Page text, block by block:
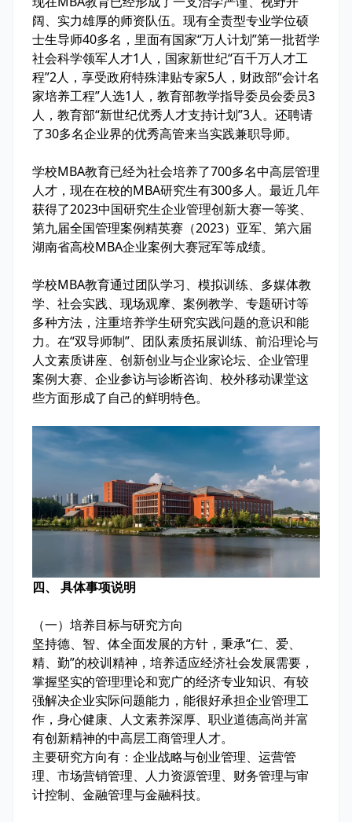
阔、实力雄厚的师资队伍。现有全责型专业学位硕
士生导师40多名，里面有国家“万人计划”第一批哲学
社会科学领军人才1人，国家新世纪“百千万人才工
程”2人，享受政府特殊津贴专家5人，财政部“会计名
家培养工程”人选1人，教育部教学指导委员会委员3
人，教育部“新世纪优秀人才支持计划”3人。还聘请
了30多名企业界的优秀高管来当实践兼职导师。
学校MBA教育已经为社会培养了700多名中高层管理
人才，现在在校的MBA研究生有300多人。最近几年
获得了2023中国研究生企业管理创新大赛一等奖、
第九届全国管理案例精英赛（2023）亚军、第六届
湖南省高校MBA企业案例大赛冠军等成绩。
学校MBA教育通过团队学习、模拟训练、多媒体教
学、社会实践、现场观摩、案例教学、专题研讨等
多种方法，注重培养学生研究实践问题的意识和能
力。在“双导师制”、团队素质拓展训练、前沿理论与
人文素质讲座、创新创业与企业家论坛、企业管理
案例大赛、企业参访与诊断咨询、校外移动课堂这
些方面形成了自己的鲜明特色。
四、 具体事项说明
（一）培养目标与研究方向
坚持德、智、体全面发展的方针，秉承“仁、爱、
精、勤”的校训精神，培养适应经济社会发展需要，
掌握坚实的管理理论和宽广的经济专业知识、有较
强解决企业实际问题能力，能很好承担企业管理工
作，身心健康、人文素养深厚、职业道德高尚并富
有创新精神的中高层工商管理人才。
主要研究方向有：企业战略与创业管理、运营管
理、市场营销管理、人力资源管理、财务管理与审
计控制、金融管理与金融科技。